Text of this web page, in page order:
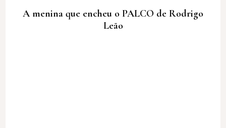
A menina que encheu o PALCO de Rodrigo
Leão